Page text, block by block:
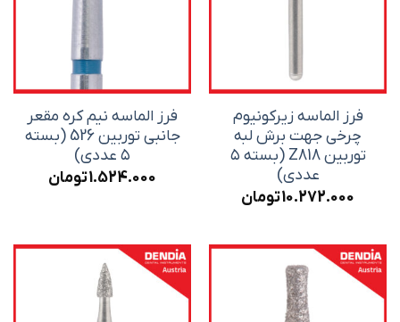
فرز الماسه زیرکونیوم
چرخی جهت برش لبه
توربین Z818 (بسته ۵
عددی)
10.272.000تومان
فرز الماسه نیم کره مقعر
جانبی توربین 526 (بسته
۵ عددی)
1.524.000تومان